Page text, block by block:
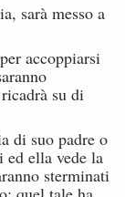
sarà messo a
accoppiarsi
su di
di suo padre o
ella vede la
sterminati